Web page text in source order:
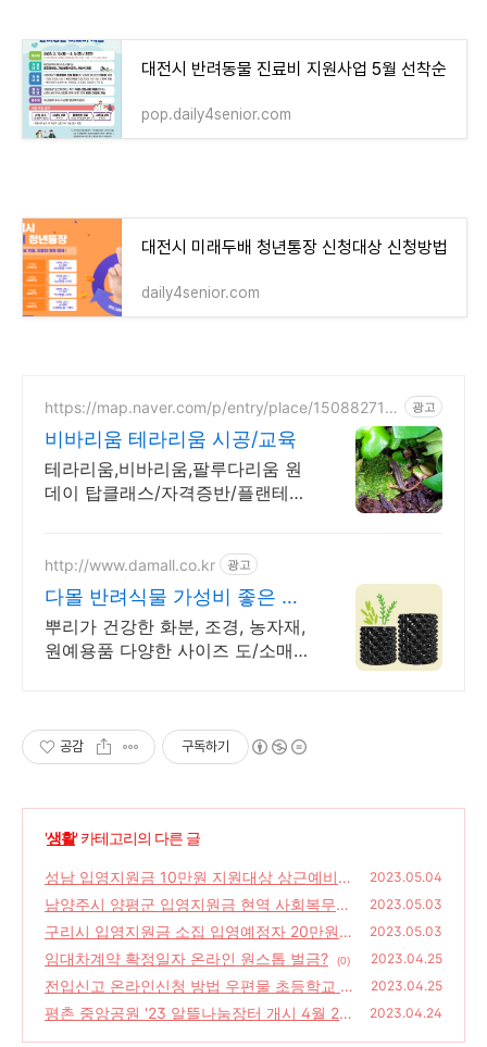
대전시 반려동물 진료비 지원사업 5월 선착순
pop.daily4senior.com
대전시 미래두배 청년통장 신청대상 신청방법
daily4senior.com
https://map.naver.com/p/entry/place/150882716
광고
비바리움 테라리움 시공/교육
테라리움,비바리움,팔루다리움 원
데이 탑클래스/자격증반/플랜테리
http://www.damall.co.kr 광고
다몰 반려식물 가성비 좋은 화
분 도매 전문
뿌리가 건강한 화분, 조경, 농자재,
원예용품 다양한 사이즈 도/소매
공감 구독하기
'생활' 카테고리의 다른 글
성남 입영지원금 10만원 지원대상 상근예비
역? 신청서
(0)
2023.05.04
남양주시 양평군 입영지원금 현역 사회복무요
원 신청 방법
(0)
2023.05.03
구리시 입영지원금 소집 입영예정자 20만원
지급일
(0)
2023.05.03
임대차계약 확정일자 온라인 원스톱 벌금? (0) 2023.04.25
전입신고 온라인신청 방법 우편물 초등학교 배
정 확정일자
(0)
2023.04.25
평촌 중앙공원 '23 알뜰나눔장터 개시 4월 22
2023.04.24